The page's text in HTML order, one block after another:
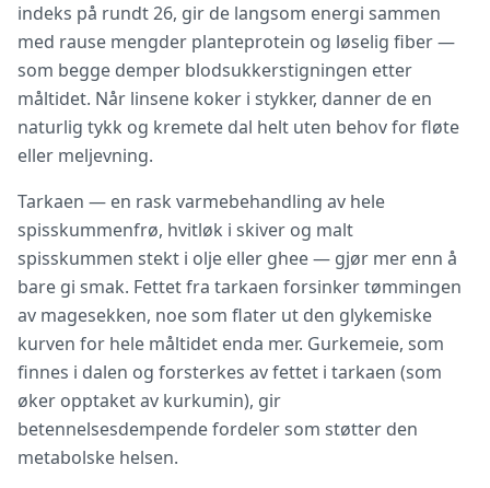
indeks på rundt 26, gir de langsom energi sammen
med rause mengder planteprotein og løselig fiber —
som begge demper blodsukkerstigningen etter
måltidet. Når linsene koker i stykker, danner de en
naturlig tykk og kremete dal helt uten behov for fløte
eller meljevning.
Tarkaen — en rask varmebehandling av hele
spisskummenfrø, hvitløk i skiver og malt
spisskummen stekt i olje eller ghee — gjør mer enn å
bare gi smak. Fettet fra tarkaen forsinker tømmingen
av magesekken, noe som flater ut den glykemiske
kurven for hele måltidet enda mer. Gurkemeie, som
finnes i dalen og forsterkes av fettet i tarkaen (som
øker opptaket av kurkumin), gir
betennelsesdempende fordeler som støtter den
metabolske helsen.